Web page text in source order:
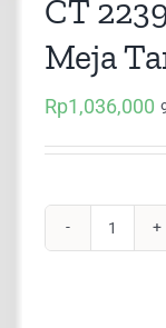
CT
Meja
Rp1,036,000